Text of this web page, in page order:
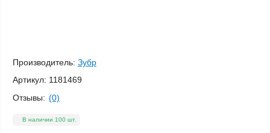
Производитель: Зубр
Артикул: 1181469
Отзывы: (0)
В наличии 100 шт.